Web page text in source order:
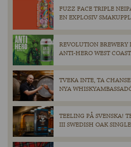
FUZZ FACE TRIPLE
EN EXPLOSIV
REVOLUTION BREWERY
ANTI-HERO WEST
TVEKA INTE, TA
NYA
TEELING PÅ SVENSKA!
III SWEDISH OAK